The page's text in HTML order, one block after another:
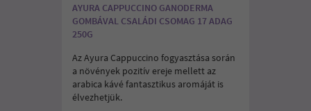
AYURA CAPPUCCINO GANODERMA
GOMBÁVAL CSALÁDI CSOMAG 17 ADAG
250G
Az Ayura Cappuccino fogyasztása során
a növények pozitív ereje mellett az
arabica kávé fantasztikus aromáját is
élvezhetjük.